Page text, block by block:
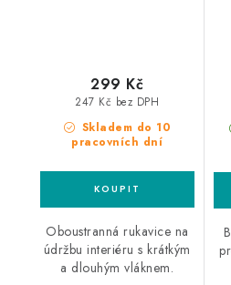
Skladem do 10
pracovních dní
247 Kč bez DPH
299 Kč
Oboustranná rukavice na
údržbu interiéru s krátkým
a dlouhým vláknem.